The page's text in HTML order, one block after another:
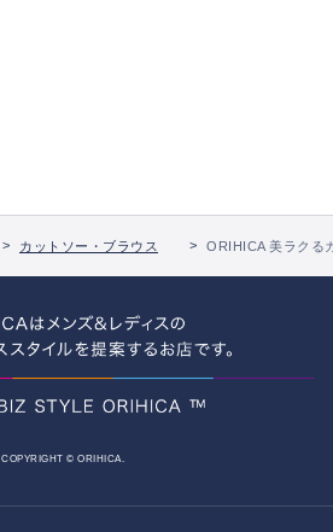
カットソー・ブラウス ORIHICA 美ラクる
COPYRIGHT © ORIHICA.